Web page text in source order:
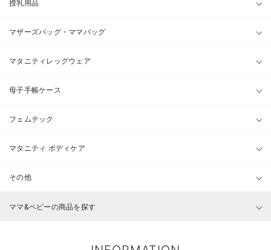
授乳用品
マザーズバッグ・ママバッグ
マタニティレッグウェア
母子手帳ケース
フェムテック
マタニティ ボディケア
その他
ママ&ベビーの商品を探す